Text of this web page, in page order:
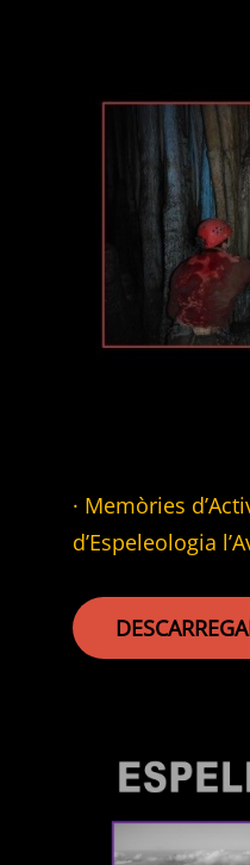
· Memòries
d’Espeleologia